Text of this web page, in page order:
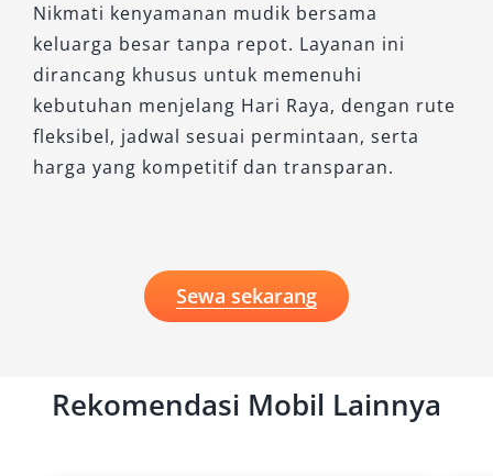
Nikmati kenyamanan mudik bersama
keluarga besar tanpa repot. Layanan ini
dirancang khusus untuk memenuhi
kebutuhan menjelang Hari Raya, dengan rute
fleksibel, jadwal sesuai permintaan, serta
harga yang kompetitif dan transparan.
Sewa sekarang
Rekomendasi Mobil Lainnya